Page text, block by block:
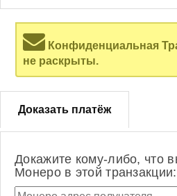
Конфиденциальная
не раскрыты.
Доказать платёж
Докажите кому-либо, что
Монеро в этой транзакции: